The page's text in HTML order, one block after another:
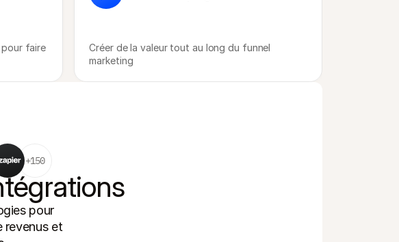
faire
Créer de la valeur tout au long du funnel
marketing
+150
pour
revenus et